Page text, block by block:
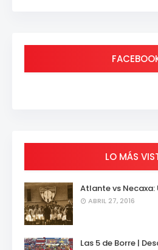
LO MÁS
Atlante vs
ABRIL 27, 2016
Las 5 de Borre |